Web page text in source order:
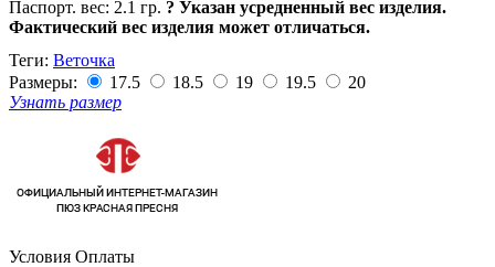
Паспорт. вес: 2.1 гр. ? Указан усредненный вес изделия.
Фактический вес изделия может отличаться.
Теги: Веточка
Размеры:
17.5 18.5 19 19.5
20
Узнать размер
Условия Оплаты